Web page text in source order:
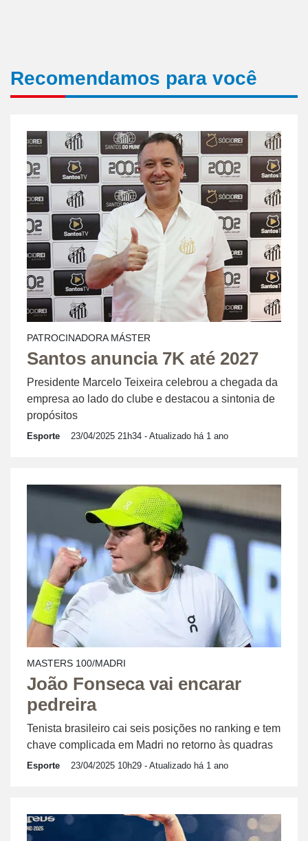
Recomendamos para você
PATROCINADORA MÁSTER
Santos anuncia 7K até 2027
Presidente Marcelo Teixeira celebrou a chegada da
empresa ao lado do clube e destacou a sintonia de
propósitos
Esporte 23/04/2025 21h34 - Atualizado há 1 ano
MASTERS 100/MADRI
João Fonseca vai encarar
pedreira
Tenista brasileiro cai seis posições no ranking e tem
chave complicada em Madri no retorno às quadras
Esporte 23/04/2025 10h29 - Atualizado há 1 ano